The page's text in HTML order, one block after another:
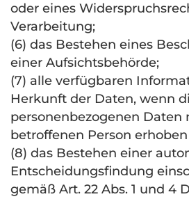
oder eines
Verarbeitung;
(6) das Bestehen eines
einer Aufsichtsbehörde;
(7) alle verfügbaren
Herkunft der Daten, wenn
personenbezogenen Daten
betroffenen Person
(8) das Bestehen einer
Entscheidungsfindung
gemäß Art. 22 Abs. 1 und 4